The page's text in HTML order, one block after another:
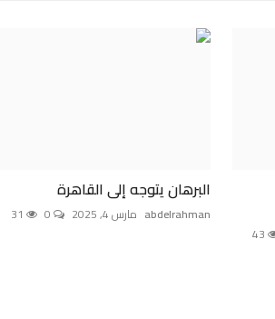
البرهان يتوجه إلى القاهرة
abdelrahman مارس 4, 2025 0
31